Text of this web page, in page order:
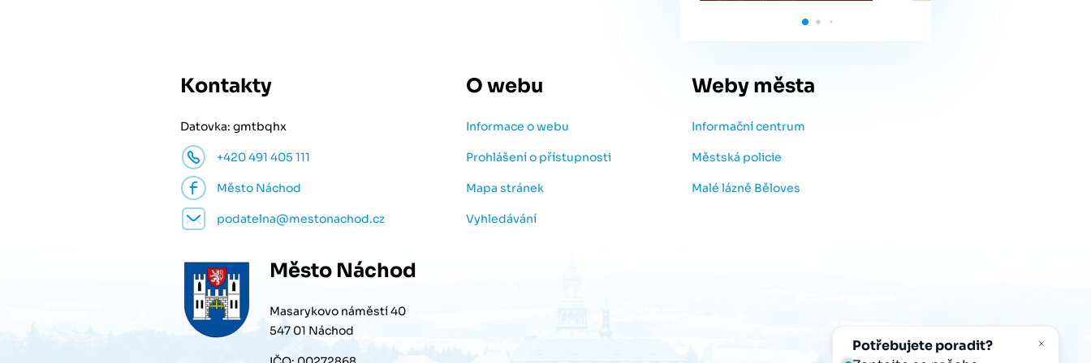
Kontakty
Datovka: gmtbqhx
+420 491 405 111
Město Náchod
podatelna@mestonachod.cz
O webu
Informace o webu
Prohlášení o přístupnosti
Mapa stránek
Vyhledávání
Weby města
Informační centrum
Městská policie
Malé lázně Běloves
Město Náchod
Masarykovo náměstí 40
547 01 Náchod
Potřebujete poradit?